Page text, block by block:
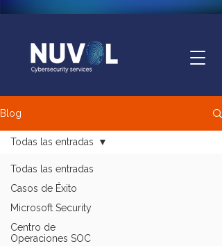
Blog
Todas las entradas
Casos de Éxito
Microsoft Security
Centro de
Operaciones SOC
Todas las entradas